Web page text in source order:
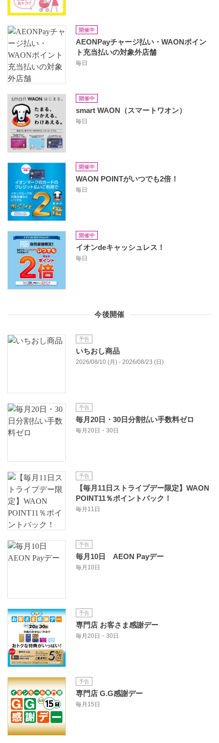
開催中
AEONPayチャージ払い・WAONポイン
ト充当払いの対象外店舗
毎日
開催中
smart WAON（スマートワオン）
毎日
開催中
WAON POINTがいつでも2倍！
毎日
開催中
イオンdeキャッシュレス！
毎日
今後開催
予告
いちおし商品
2026/08/10 (月) - 2026/08/23 (日)
予告
毎月20日・30日分割払い手数料ゼロ
毎月20日・30日
予告
【毎月11日ストライプデー限定】WAON
POINT11％ポイントバック！
毎月11日
予告
毎月10日 AEON Payデー
毎月10日
予告
専門店 お客さま感謝デー
毎月20日・30日
予告
専門店 G.G感謝デー
毎月15日